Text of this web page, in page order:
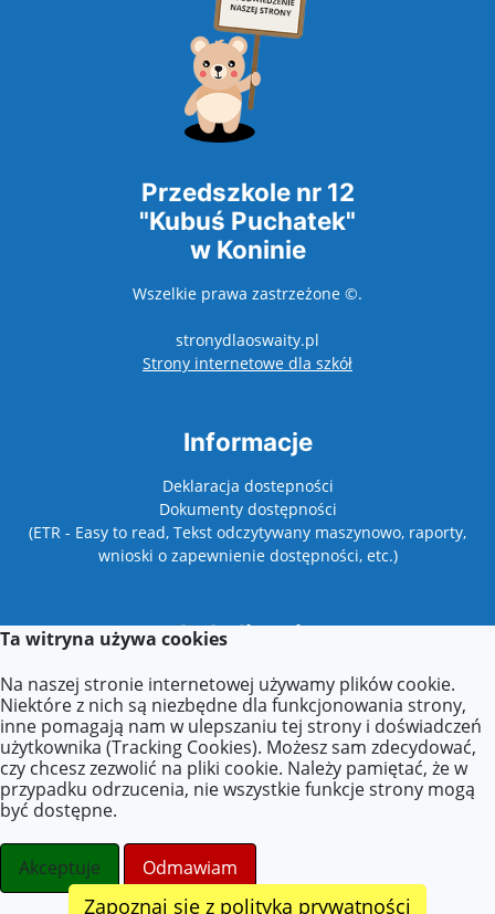
Przedszkole nr 12
"Kubuś Puchatek"
w Koninie
Wszelkie prawa zastrzeżone ©.
stronydlaoswaity.pl
Strony internetowe dla szkółotwiera się w
Informacje
Deklaracja dostepności
Dokumenty dostępności
(ETR - Easy to read, Tekst odczytywany maszynowo, raporty,
wnioski o zapewnienie dostępności, etc.)
Lokalizacja
Wyszyńskiego 42,
62-500 Konin
Kontakt
E-mail: sekretariat@przedszkole12-konin.pl
Ta witryna używa cookies
Na naszej stronie internetowej używamy plików cookie.
Niektóre z nich są niezbędne dla funkcjonowania strony,
inne pomagają nam w ulepszaniu tej strony i doświadczeń
użytkownika (Tracking Cookies). Możesz sam zdecydować,
czy chcesz zezwolić na pliki cookie. Należy pamiętać, że w
przypadku odrzucenia, nie wszystkie funkcje strony mogą
być dostępne.
Akceptuje Odmawiam
Zapoznaj się z polityką prywatności